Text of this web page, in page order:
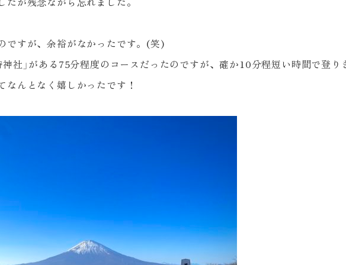
すが、余裕がなかったです。 (笑)
社」がある 75分程度のコースだったのですが、確か10分程短い時間で登り
んとなく嬉しかったです！